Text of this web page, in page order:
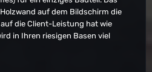
auf dem Bildschirm die
die Client-Leistung hat wie
in Ihren riesigen Basen viel